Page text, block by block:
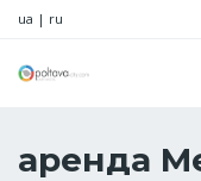
ua | ru
аренда